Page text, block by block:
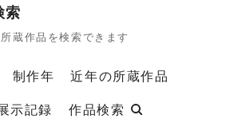
索
蔵作品を検索できます
制作年
近年の所蔵作品
示記録 作品検索